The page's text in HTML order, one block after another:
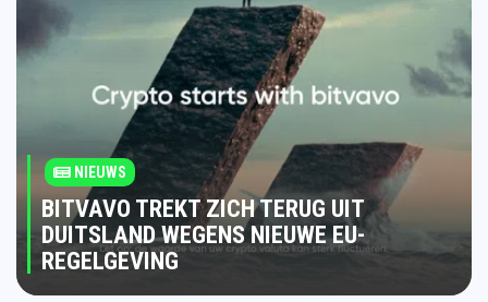
NIEUWS
BITVAVO TREKT ZICH TERUG UIT
DUITSLAND WEGENS NIEUWE EU-
REGELGEVING